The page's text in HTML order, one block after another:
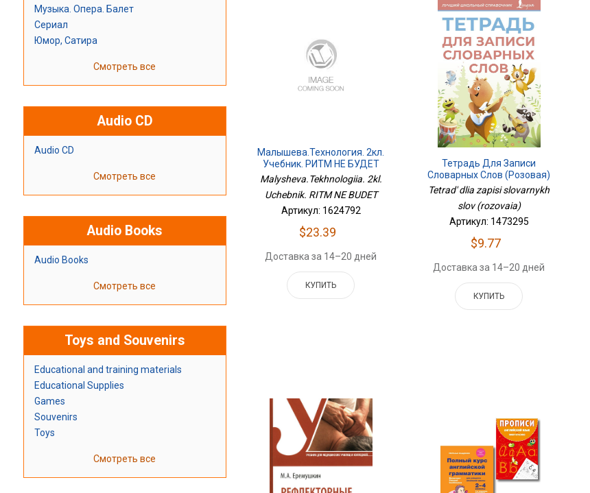
Музыка. Опера. Балет
Сериал
Юмор, Сатира
Смотреть все
Audio CD
Audio CD
Смотреть все
Audio Books
Audio Books
Смотреть все
Toys and Souvenirs
Educational and training materials
Educational Supplies
Games
Souvenirs
Toys
Смотреть все
Малышева.Технология. 2кл.
Учебник. РИТМ НЕ БУДЕТ
Malysheva.Tekhnologiia. 2kl.
Uchebnik. RITM NE BUDET
Артикул: 1624792
$23.39
Доставка за 14–20 дней
КУПИТЬ
Тетрадь Для Записи
Словарных Слов (розовая)
Tetrad' dlia zapisi slovarnykh
slov (rozovaia)
Артикул: 1473295
$9.77
Доставка за 14–20 дней
КУПИТЬ